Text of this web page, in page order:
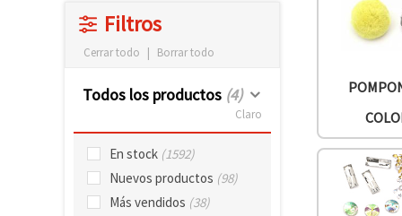
Filtros
Cerrar todo | Borrar todo
Todos los productos (4)
Claro
En stock (1592)
Nuevos productos (98)
Más vendidos (38)